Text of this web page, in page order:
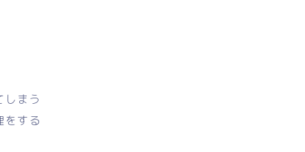
しまう
をする